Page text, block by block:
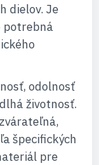
dielov. Je
potrebná
odolnosť
životnosť.
špecifických
pre